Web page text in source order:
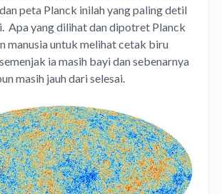
peta Planck inilah yang paling detil
Apa yang dilihat dan dipotret Planck
manusia untuk melihat cetak biru
ia masih bayi dan sebenarnya
masih jauh dari selesai.